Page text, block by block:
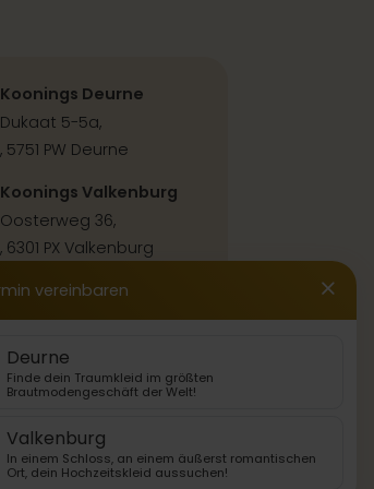
Koonings Deurne
Dukaat 5-5a,
, 5751 PW Deurne
Koonings Valkenburg
Oosterweg 36,
, 6301 PX Valkenburg
Kontakt & Anfahrt